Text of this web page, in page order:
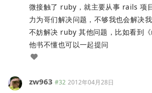
微接触了 ruby，就主要从事 rails 项
力为哥们解决问题，不够我也会解决
不妨解决 ruby 其他问题，比如看到
他书不懂也可以一起提问
zw963 #32 2012年04月28日